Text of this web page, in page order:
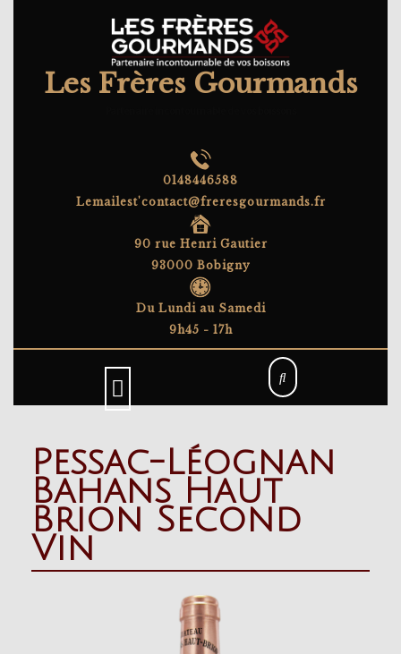
Les Frères Gourmands
0148446588
Lemailest'contact@freresgourmands.fr
90 rue Henri Gautier
93000 Bobigny
Du Lundi au Samedi
9h45 - 17h
Pessac-Léognan
Bahans Haut
Brion Second
Vin